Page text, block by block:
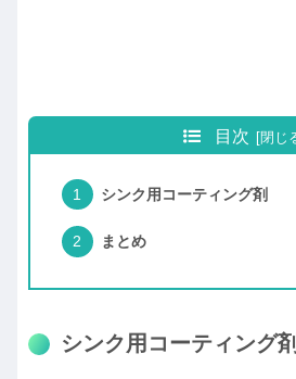
目次
シンク用コーティング剤
まとめ
シンク用コーティング剤